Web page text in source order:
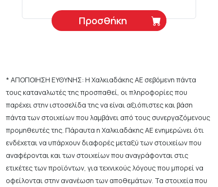
Προσθήκη
* ΑΠΟΠΟΙΗΣΗ ΕΥΘΥΝΗΣ: Η Χαλκιαδάκης ΑΕ σεβόμενη πάντα
τους καταναλωτές της προσπαθεί, οι πληροφορίες που
παρέχει στην ιστοσελίδα της να είναι αξιόπιστες και βάση
πάντα των στοιχείων που λαμβάνει από τους συνεργαζόμενους
προμηθευτές της. Πάραυτα η Χαλκιαδάκης ΑΕ ενημερώνει ότι
ενδέχεται να υπάρχουν διαφορές μεταξύ των στοιχείων που
αναφέρονται και των στοιχείων που αναγράφονται στις
ετικέτες των προϊόντων, για τεχνικούς λόγους που μπορεί να
οφείλονται στην ανανέωση των αποθεμάτων. Τα στοιχεία που